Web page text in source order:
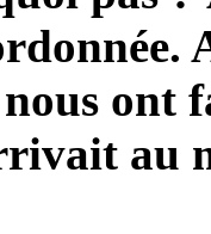
ont
au